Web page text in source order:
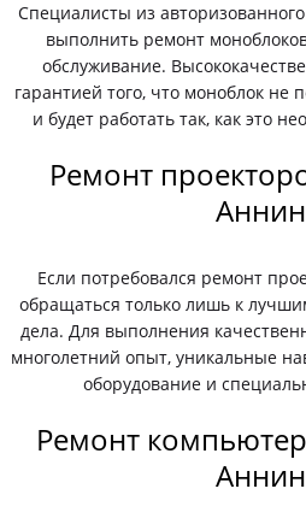
Специалисты из
выполнить ремонт
обслуживание.
гарантией того, что моноблок
и будет работать так, как это
Ремонт
Если потребовался ремонт
обращаться только лишь к
дела. Для выполнения
многолетний опыт, уникальные
оборудование и
Ремонт